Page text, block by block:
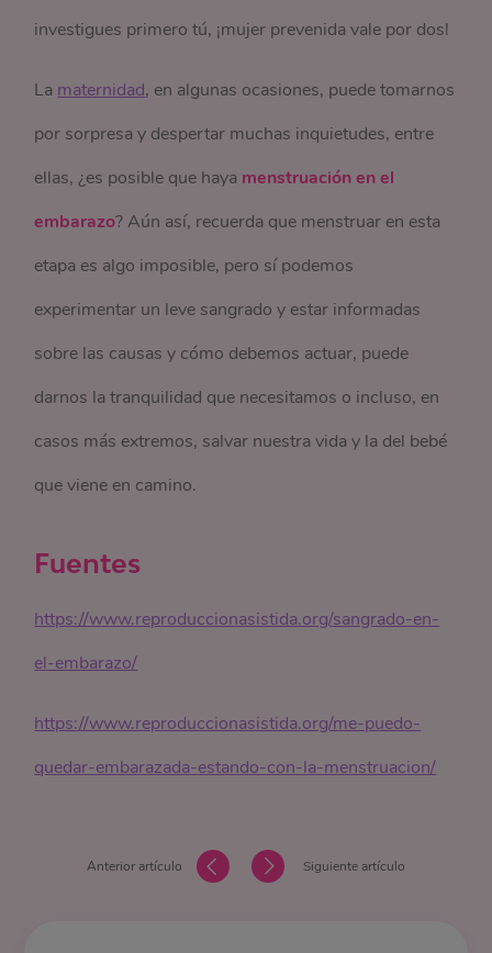
investigues primero tú, ¡mujer prevenida vale por dos!
La maternidad, en algunas ocasiones, puede tomarnos
por sorpresa y despertar muchas inquietudes, entre
ellas, ¿es posible que haya menstruación en el
embarazo? Aún así, recuerda que menstruar en esta
etapa es algo imposible, pero sí podemos
experimentar un leve sangrado y estar informadas
sobre las causas y cómo debemos actuar, puede
darnos la tranquilidad que necesitamos o incluso, en
casos más extremos, salvar nuestra vida y la del bebé
que viene en camino.
Fuentes
https://www.reproduccionasistida.org/sangrado-en-
el-embarazo/
https://www.reproduccionasistida.org/me-puedo-
quedar-embarazada-estando-con-la-menstruacion/
Anterior artículo Siguiente artículo